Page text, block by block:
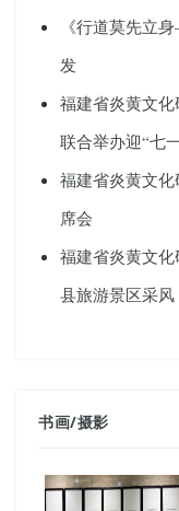
《行道莫先立
发
福建省炎黄文
联合举办迎“七
福建省炎黄文
席会
福建省炎黄文
县旅游景区采风
书画/摄影